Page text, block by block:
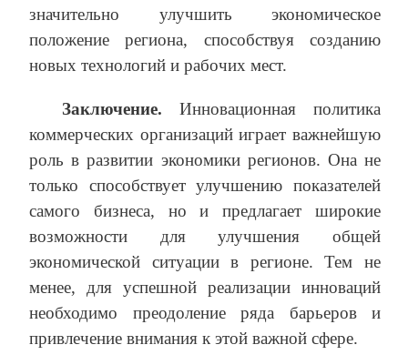
значительно улучшить экономическое
положение региона, способствуя созданию
новых технологий и рабочих мест.
Заключение. Инновационная политика
коммерческих организаций играет важнейшую
роль в развитии экономики регионов. Она не
только способствует улучшению показателей
самого бизнеса, но и предлагает широкие
возможности для улучшения общей
экономической ситуации в регионе. Тем не
менее, для успешной реализации инноваций
необходимо преодоление ряда барьеров и
привлечение внимания к этой важной сфере.